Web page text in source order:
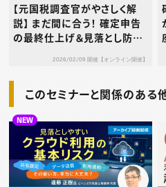
【元国税調査官がやさしく解
説】 まだ間に合う！ 確定申告
の最終仕上げ＆見落とし防止
2026/02/09 開催【オンライン開催】
このセミナーと関係のある
NEW